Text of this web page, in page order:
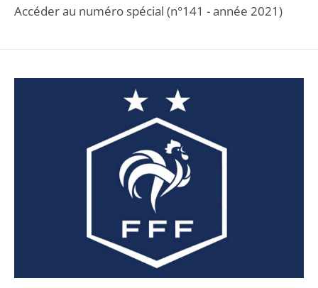
Accéder au numéro spécial (n°141 - année 2021)